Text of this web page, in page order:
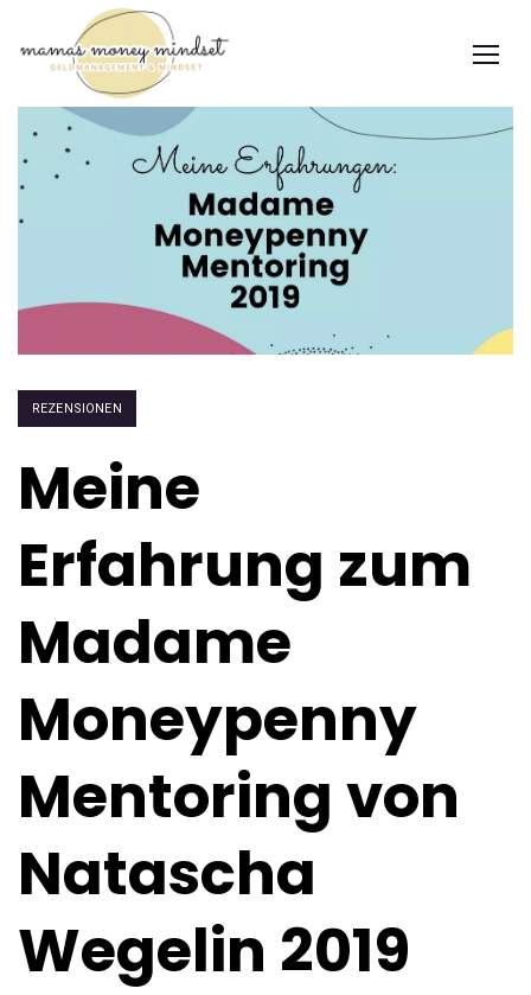
REZENSIONEN
Meine
Erfahrung zum
Madame
Moneypenny
Mentoring von
Natascha
Wegelin 2019